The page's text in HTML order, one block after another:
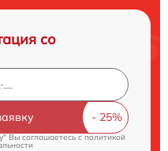
со
Вы соглашаетесь cполитикой